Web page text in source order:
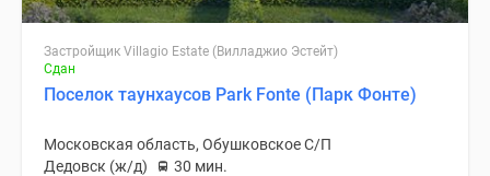
Застройщик Villagio Estate (Вилладжио Эстейт)
Сдан
Поселок таунхаусов Park Fonte (Парк Фонте)
Московская область, Обушковское С/П
Дедовск (ж/д)
30 мин.